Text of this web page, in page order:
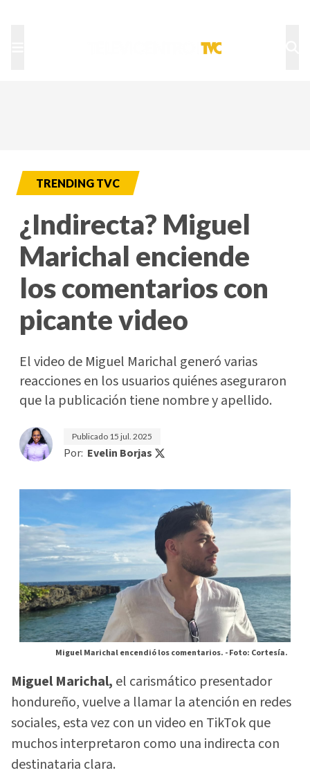
TRENDING TVC
¿Indirecta? Miguel
Marichal enciende
los comentarios con
picante video
El video de Miguel Marichal generó varias
reacciones en los usuarios quiénes aseguraron
que la publicación tiene nombre y apellido.
Publicado 15 jul. 2025
Por: Evelin Borjas
Miguel Marichal encendió los comentarios. -Foto: Cortesía.
Miguel Marichal, el carismático presentador
hondureño, vuelve a llamar la atención en redes
sociales, esta vez con un video en TikTok que
muchos interpretaron como una indirecta con
destinataria clara.